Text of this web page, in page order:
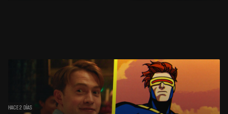
HACE 2 DÍAS